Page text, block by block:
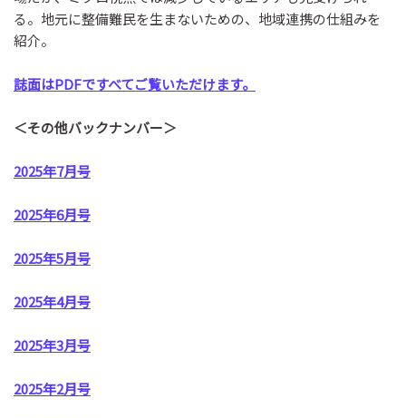
る。地元に整備難民を生まないための、地域連携の仕組みを
紹介。
誌面はPDFですべてご覧いただけます。
＜その他バックナンバー＞
2025年7月号
2025年6月号
2025年5月号
2025年4月号
2025年3月号
2025年2月号